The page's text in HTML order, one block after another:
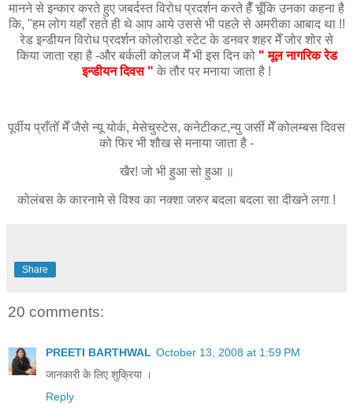
मानने से इन्कार करते हुए जबर्दस्त विरोध प्रदर्शन करते हैँ चूँकि उनका कहना है
कि, "हम लोग यहाँ रहते ही थे आप आये उससे भी पहले से अमरीका आबाद था !!
रेड इन्डीयन विरोध प्रदर्शन कोलोराडो स्टेट के डनवर शहर मेँ जोर शोर से
किया जाता रहा है -और बर्कली कोलज मेँ भी इस दिन को " मूल नागरिक रेड
इन्डीयन दिवस " के तौर पर मनाया जाता है !
पूर्वीय प्राँतोँ मेँ जैसे न्यू योर्क, मेसेचुस्टेस, कनेटीकट,न्यु जर्सी मेँ कोलम्बस दिवस
को फिर भी शौख से मनाया जाता है -
खैर! जो भी हुआ सो हुआ ॥
कोलंबस के कारनामे से विश्व का नक्शा जरुर बदला बदला सा दीखने लगा !
Share
20 comments:
PREETI BARTHWAL October 13, 2008 at 1:59 PM
जानकारी के लिए शुक्रिया ।
Reply